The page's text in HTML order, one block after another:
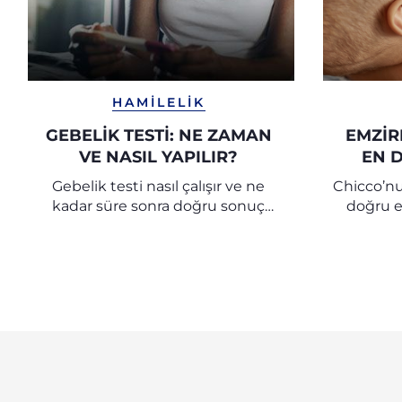
HAMILELIK
GEBELİK TESTİ: NE ZAMAN
VE NASIL YAPILIR?
Gebelik testi nasıl çalışır ve ne
kadar süre sonra doğru sonuç
EN
doğru